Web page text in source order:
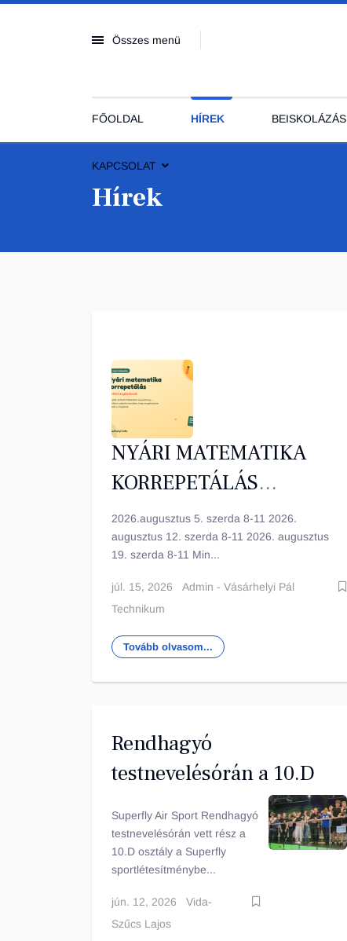
Összes menü
FŐOLDAL HÍREK BEISKOLÁZÁS
KAPCSOLAT
Hírek
NYÁRI MATEMATIKA
KORREPETÁLÁS
JAVÍTÓVIZSGÁZÓKNAK
2026.augusztus 5. szerda 8-11 2026.
augusztus 12. szerda 8-11 2026. augusztus
19. szerda 8-11 Min...
júl. 15, 2026
Admin - Vásárhelyi Pál
Technikum
Tovább olvasom...
Rendhagyó
testnevelésórán a 10.D
Superfly Air Sport Rendhagyó
testnevelésórán vett rész a
10.D osztály a Superfly
sportlétesítménybe...
jún. 12, 2026
Vida-
Szűcs Lajos